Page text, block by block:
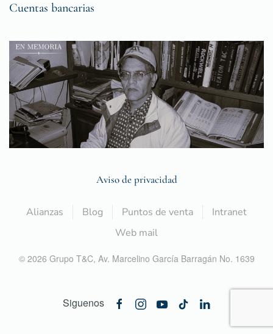
Cuentas bancarias
Aviso de privacidad
Alianzas Blog Puntos de venta
Intranet
Web mail
© 2026 Grupo T&C, Av. Marcelino García Barragán No. 1639
Siguenos